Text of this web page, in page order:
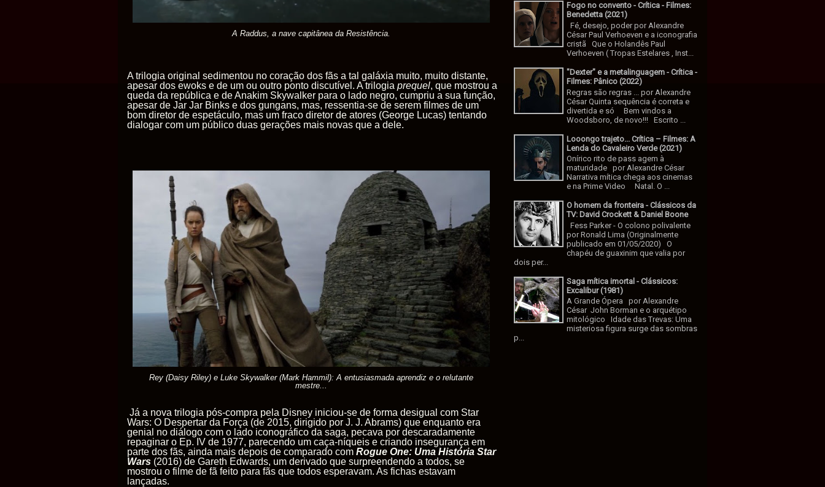
A Raddus, a nave capitânea da Resistência.
A trilogia original sedimentou no coração dos fãs a tal galáxia muito, muito distante,
apesar dos ewoks e de um ou outro ponto discutível. A trilogia prequel, que mostrou a
queda da república e de Anakim Skywalker para o lado negro, cumpriu a sua função,
apesar de Jar Jar Binks e dos gungans, mas, ressentia-se de serem filmes de um
bom diretor de espetáculo, mas um fraco diretor de atores (George Lucas) tentando
dialogar com um público duas gerações mais novas que a dele.
Rey (Daisy Riley) e Luke Skywalker (Mark Hammil): A entusiasmada aprendiz e o relutante
mestre...
Já a nova trilogia pós-compra pela Disney iniciou-se de forma desigual com Star
Wars: O Despertar da Força (de 2015, dirigido por J. J. Abrams) que enquanto era
genial no diálogo com o lado iconográfico da saga, pecava por descaradamente
repaginar o Ep. IV de 1977, parecendo um caça-níqueis e criando insegurança em
parte dos fãs, ainda mais depois de comparado com Rogue One: Uma História Star
Wars (2016) de Gareth Edwards, um derivado que surpreendendo a todos, se
mostrou o filme de fã feito para fãs que todos esperavam. As fichas estavam
lançadas.
Fogo no convento - Crítica - Filmes:
Benedetta (2021)
Fé, desejo, poder por Alexandre
César Paul Verhoeven e a iconografia
cristã Que o Holandês Paul
Verhoeven ( Tropas Estelares , Inst...
"Dexter" e a metalinguagem - Crítica -
Filmes: Pânico (2022)
Regras são regras ... por Alexandre
César Quinta sequência é correta e
divertida e só Bem vindos a
Woodsboro, de novo!!! Escrito ...
Looongo trajeto... Crítica – Filmes: A
Lenda do Cavaleiro Verde (2021)
Onírico rito de pass agem à
maturidade por Alexandre César
Narrativa mítica chega aos cinemas
e na Prime Video Natal. O ...
O homem da fronteira - Clássicos da
TV: David Crockett & Daniel Boone
Fess Parker - O colono polivalente
por Ronald Lima (Originalmente
publicado em 01/05/2020) O
chapéu de guaxinim que valia por
dois per...
Saga mítica imortal - Clássicos:
Excalibur (1981)
A Grande Ópera por Alexandre
César John Borman e o arquétipo
mitológico Idade das Trevas: Uma
misteriosa figura surge das sombras
p...